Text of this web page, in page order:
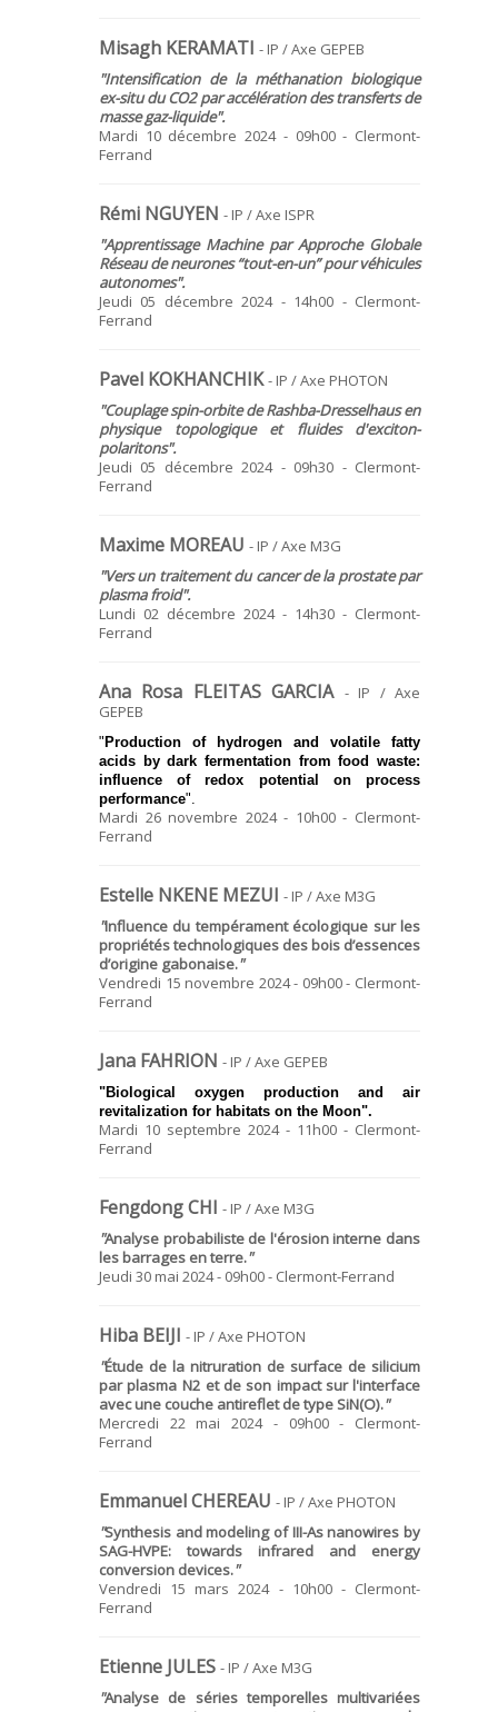
Misagh KERAMATI - IP / Axe GEPEB
"Intensification de la méthanation biologique
ex-situ du CO2par accélération des transferts de
masse gaz-liquide".
Mardi 10 décembre 2024 - 09h00 - Clermont-
Ferrand
Rémi NGUYEN - IP / Axe ISPR
"Apprentissage Machine par Approche Globale
Réseau de neurones “tout-en-un” pour véhicules
autonomes".
Jeudi 05 décembre 2024 - 14h00 - Clermont-
Ferrand
Pavel KOKHANCHIK- IP / Axe PHOTON
"Couplage spin-orbite de Rashba-Dresselhaus en
physique topologique et fluides d'exciton-
polaritons".
Jeudi 05 décembre 2024 - 09h30 - Clermont-
Ferrand
Maxime MOREAU - IP / Axe M3G
"Vers un traitement du cancer de la prostate par
plasma froid".
Lundi 02 décembre 2024 - 14h30 - Clermont-
Ferrand
Ana Rosa FLEITAS GARCIA - IP / Axe
GEPEB
"Production of hydrogen and volatile fatty
acids by dark fermentation from food waste:
influence of redox potential on process
performance".
Mardi 26 novembre 2024 - 10h00 - Clermont-
Ferrand
Estelle NKENE MEZUI - IP / Axe M3G
"Influence du tempérament écologique sur les
propriétés technologiques des bois d’essences
d’origine gabonaise."
Vendredi 15 novembre 2024 - 09h00 - Clermont-
Ferrand
Jana FAHRION - IP / Axe GEPEB
"Biological oxygen production and air
revitalization for habitats on the Moon".
Mardi 10 septembre 2024 - 11h00 - Clermont-
Ferrand
Fengdong CHI - IP / Axe M3G
"Analyse probabiliste de l'érosion interne dans
les barrages en terre."
Jeudi 30 mai 2024 - 09h00 - Clermont-Ferrand
Hiba BEIJI - IP / Axe PHOTON
"Étude de la nitruration de surface de silicium
par plasma N2 et de son impact sur l'interface
avec une couche antireflet de type SiN(O)."
Mercredi 22 mai 2024 - 09h00 - Clermont-
Ferrand
Emmanuel CHEREAU - IP / Axe PHOTON
"Synthesis and modeling of III-As nanowires by
SAG-HVPE: towards infrared and energy
conversion devices."
Vendredi 15 mars 2024 - 10h00 - Clermont-
Ferrand
Etienne JULES - IP / Axe M3G
"Analyse de séries temporelles multivariées